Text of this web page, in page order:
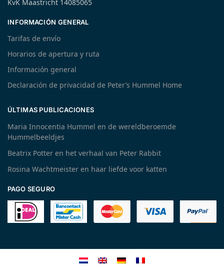
KvK Maastricht 14085065
INFORMACIÓN GENERAL
Tarifas de envío
Horarios de apertura y ruta
Información general
Declaración de privacidad de Peter’s Hummel Home
ÚLTIMAS PUBLICACIONES
Maria Innocentia Hummel en de wereldberoemde
Hummelbeeldjes
Beatrix Potter en het verhaal van Peter Rabbit
Rosina Wachtmeister en haar liefde voor katten
PAGO SEGURO